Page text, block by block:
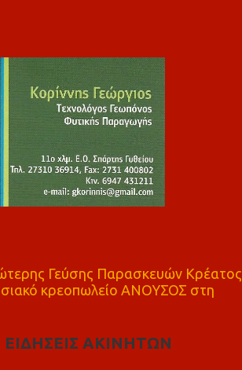
Γεύσης Παρασκευών Κρέατος
κρεοπωλείο ΑΝΟΥΣΟΣ στη
ΕΙΔΗΣΕΙΣ ΑΚΙΝΗΤΩΝ